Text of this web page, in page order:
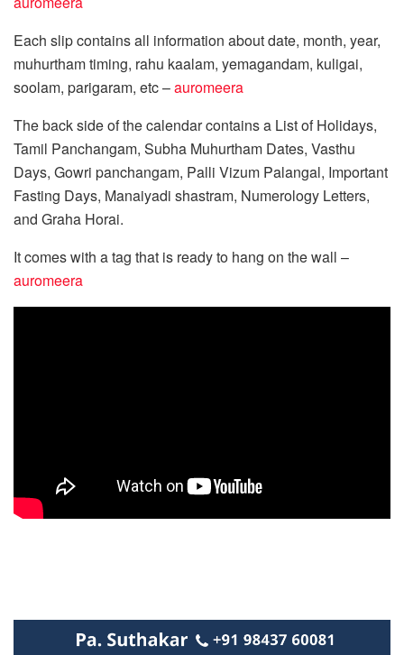
Each slip contains all information about date, month, year,
muhurtham timing, rahu kaalam, yemagandam, kuligai,
soolam, parigaram, etc –auromeera
The back side of the calendar contains a List of Holidays,
Tamil Panchangam, Subha Muhurtham Dates, Vasthu
Days, Gowri panchangam, Palli Vizum Palangal, Important
Fasting Days, Manaiyadi shastram, Numerology Letters,
and Graha Horai.
It comes with a tag that is ready to hang on the wall –
auromeera